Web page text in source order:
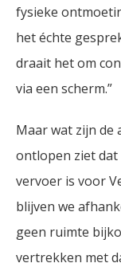
fysieke
het échte
draait het om
via een scherm.”
Maar wat zijn de
ontlopen ziet dat
vervoer is voor
blijven we
geen ruimte
vertrekken met